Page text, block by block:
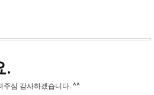
.
주심 감사하겠습니다. ^^